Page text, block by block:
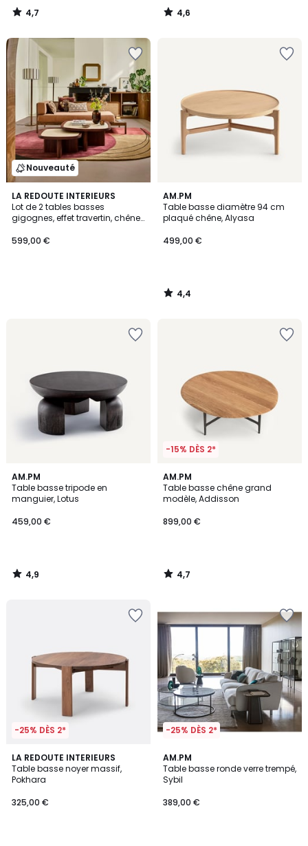
4,7
/
4,6
/
Nouveauté
LA REDOUTE INTERIEURS
Lot de 2 tables basses
gigognes, effet travertin, chêne
599,00 €
AM.PM
Table basse diamètre 94 cm
plaqué chêne, Alyasa
499,00 €
4,4
/ 5
4,4
/
AM.PM
Table basse tripode en
manguier, Lotus
459,00 €
4,9
/ 5
4,9
/
-15% DÈS 2*
AM.PM
Table basse chêne grand
modèle, Addisson
899,00 €
4,7
/ 5
4,7
/
-25% DÈS 2*
LA REDOUTE INTERIEURS
Table basse noyer massif,
Pokhara
325,00 €
4
/
5
-25% DÈS 2*
AM.PM
Table basse ronde verre trempé,
Sybil
389,00 €
4,7
/ 5